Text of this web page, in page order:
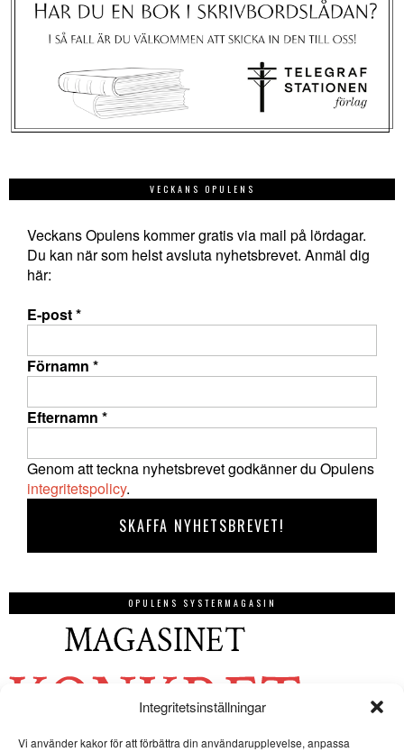
Integritetsinställningar
Vi använder kakor för att förbättra din användarupplevelse, anpassa
VECKANS OPULENS
Veckans Opulens kommer gratis via mail på lördagar.
Du kan när som helst avsluta nyhetsbrevet. Anmäl dig
här:
E-post*
Förnamn *
Efternamn *
Genom att teckna nyhetsbrevet godkänner du Opulens
integritetspolicy.
OPULENS SYSTERMAGASIN